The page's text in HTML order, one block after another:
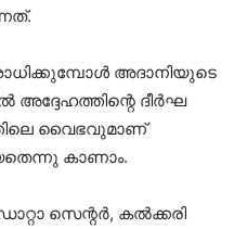
അദാനിയുടെ
അദ്ദേഹത്തിന്റെ ദീര്‍ഘ
വൈഭവുമാണ്
കാണാം.
സെന്റര്‍, കല്‍ക്കരി